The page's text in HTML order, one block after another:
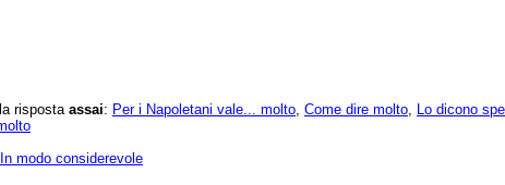
risposta assai: Per i Napoletani vale... molto Come dire molto Lo dicono
In modo considerevole